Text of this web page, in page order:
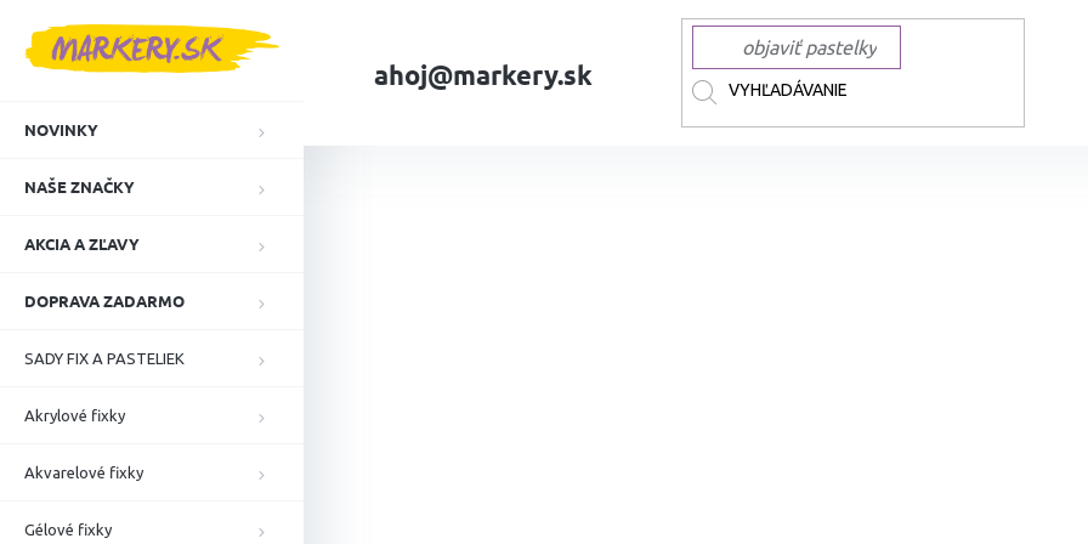
ahoj@markery.sk
NOVINKY
NAŠE ZNAČKY
AKCIA A ZĽAVY
DOPRAVA ZADARMO
SADY FIX A PASTELIEK
Akrylové fixky
Akvarelové fixky
Gélové fixky